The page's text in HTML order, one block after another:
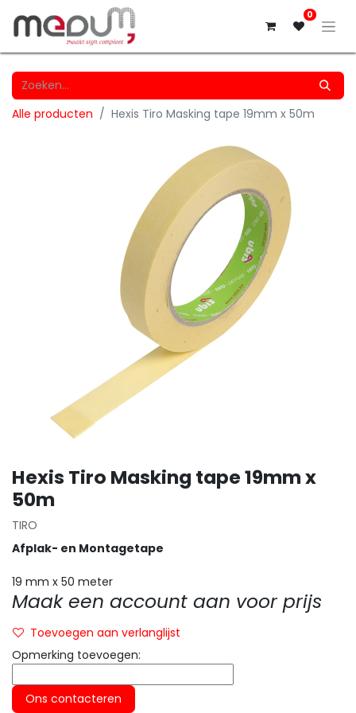
0
Alle producten Hexis Tiro Masking tape 19mm x 50m
Hexis Tiro Masking tape 19mm x
50m
TIRO
Afplak- en Montagetape
19 mm x 50 meter
Maak een account aan voor prijs
Toevoegen aan verlanglijst
Opmerking toevoegen:
Ons contacteren